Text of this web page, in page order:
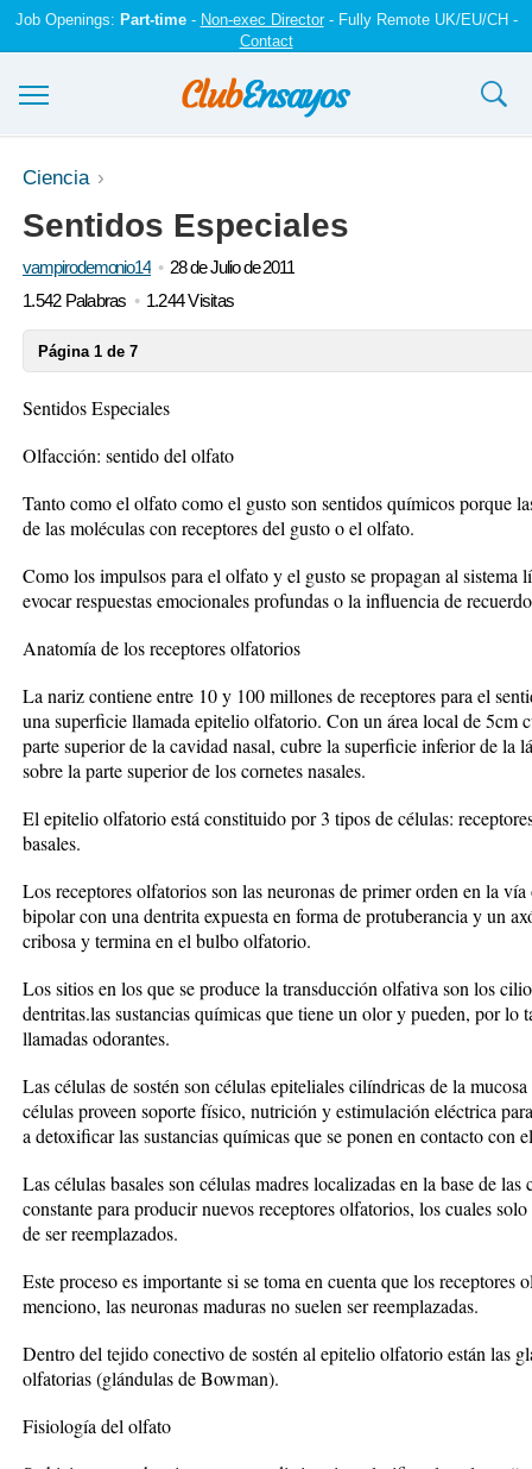
Job Openings: Part-time- Non-exec Director- Fully Remote UK/EU/CH -
Contact
Ensayos y trabajos
Registrarse
Iniciar sesión
Ciencia
Sentidos Especiales
vampirodemonio14
28 de Julio de 2011
1.542 Palabras
1.244 Visitas
Página 1 de 7
Sentidos Especiales
Olfacción: sentido del olfato
Tanto como el olfato como el gusto son sentidos químicos porque
de las moléculas con receptores del gusto o el olfato.
Como los impulsos para el olfato y el gusto se propagan al sistema
evocar respuestas emocionales profundas o la influencia de
Anatomía de los receptores olfatorios
La nariz contiene entre 10 y 100 millones de receptores para el
una superficie llamada epitelio olfatorio. Con un área local de 5cm
parte superior de la cavidad nasal, cubre la superficie inferior de la
sobre la parte superior de los cornetes nasales.
El epitelio olfatorio está constituido por 3 tipos de células:
basales.
Los receptores olfatorios son las neuronas de primer orden en la
bipolar con una dentrita expuesta en forma de protuberancia y un
cribosa y termina en el bulbo olfatorio.
Los sitios en los que se produce la transducción olfativa son los
dentritas.las sustancias químicas que tiene un olor y pueden, por
llamadas odorantes.
Las células de sostén son células epiteliales cilíndricas de la
células proveen soporte físico, nutrición y estimulación eléctrica
a detoxificar las sustancias químicas que se ponen en contacto con
Las células basales son células madres localizadas en la base de
constante para producir nuevos receptores olfatorios, los cuales
de ser reemplazados.
Este proceso es importante si se toma en cuenta que los receptores
menciono, las neuronas maduras no suelen ser reemplazadas.
Dentro del tejido conectivo de sostén al epitelio olfatorio están las
olfatorias (glándulas de Bowman).
Fisiología del olfato